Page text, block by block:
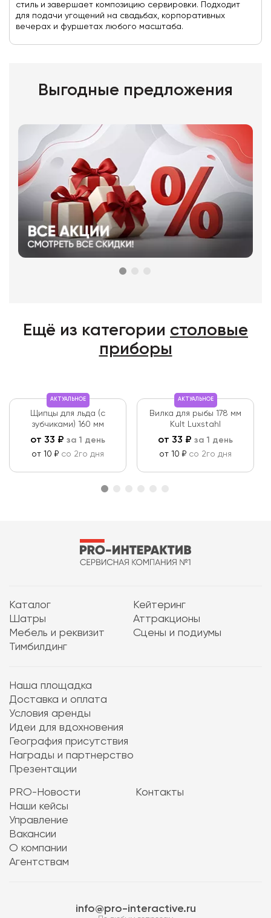
стиль и завершает композицию сервировки. Подходит
для подачи угощений на свадьбах, корпоративных
вечерах и фуршетах любого масштаба.
Выгодные предложения
Ещё из категории столовые
приборы
АКТУАЛЬНОЕ
Щипцы для льда (с
зубчиками) 160 мм
от 33 ₽ за 1 день
от 10 ₽ со 2го дня
АКТУАЛЬНОЕ
Вилка для рыбы 178 мм
Kult Luxstahl
от 33 ₽ за 1 день
от 10 ₽ со 2го дня
Каталог
Кейтеринг
Шатры
Аттракционы
Мебель и реквизит
Сцены и подиумы
Тимбилдинг
Наша площадка
Доставка и оплата
Условия аренды
Идеи для вдохновения
География присутствия
Награды и партнерство
Презентации
PRO-Новости
Наши кейсы
Управление
Вакансии
О компании
Агентствам
Контакты
info@pro-interactive.ru